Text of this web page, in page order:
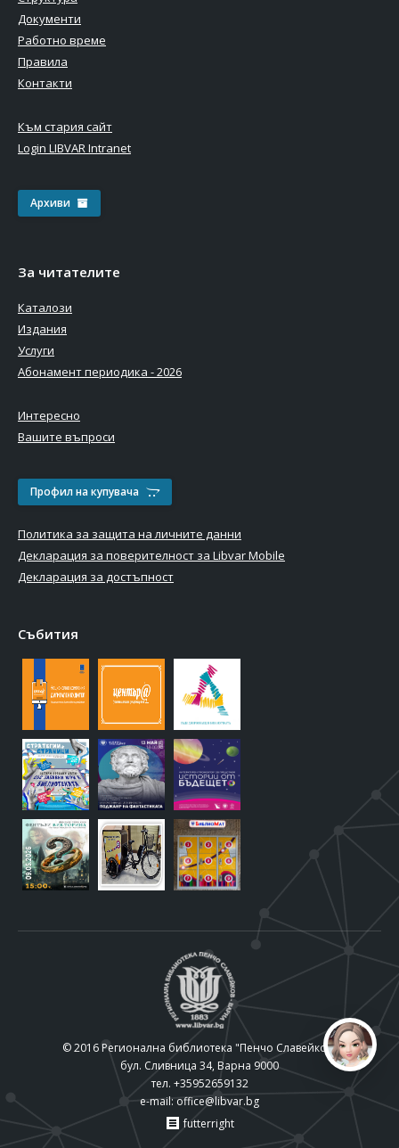
Документи
Работно време
Правила
Контакти
Към стария сайт
Login LIBVAR Intranet
Архиви
За читателите
Каталози
Издания
Услуги
Абонамент периодика - 2026
Интересно
Вашите въпроси
Профил на купувача
Политика за защита на личните данни
Декларация за поверителност за Libvar Mobile
Декларация за достъпност
Събития
© 2016 Регионална библиотека "Пенчо Славейков"
бул. Сливница 34, Варна 9000
тел. +35952659132
e-mail: office@libvar.bg
futterright